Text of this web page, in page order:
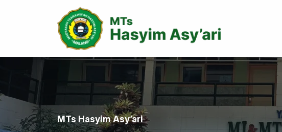
MTs Hasyim Asy’ari